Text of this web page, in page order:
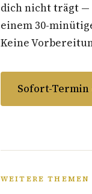
dich nicht trägt —
einem 30-
Keine
Sofort-
WEITERE